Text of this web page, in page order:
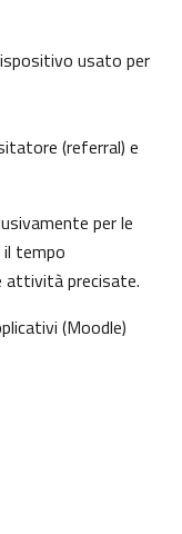
usato per
(referral) e
per le
tempo
attività precisate.
(Moodle)